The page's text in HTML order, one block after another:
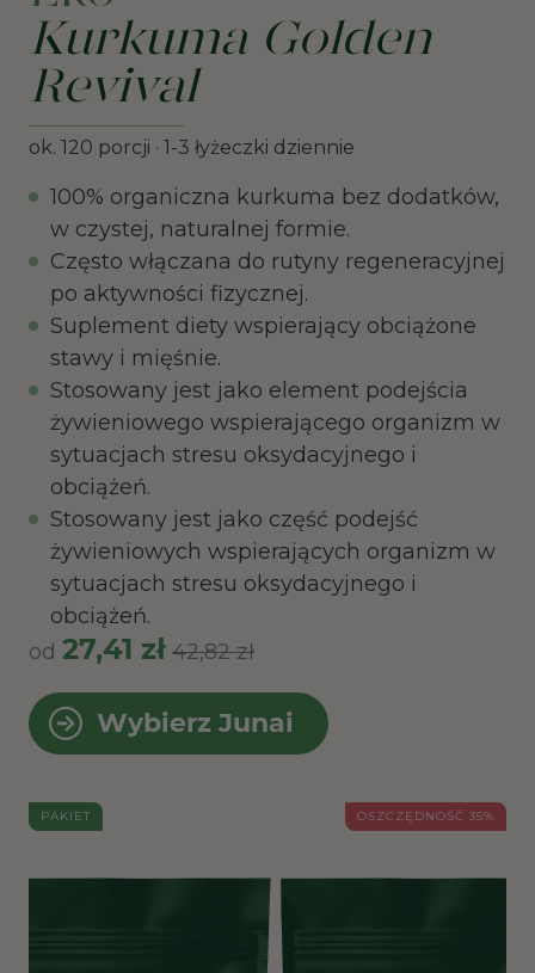
Kurkuma Golden
Revival
ok. 120 porcji · 1-3 łyżeczki dziennie
100% organiczna kurkuma bez dodatków,
w czystej, naturalnej formie.
Często włączana do rutyny regeneracyjnej
po aktywności fizycznej.
Suplement diety wspierający obciążone
stawy i mięśnie.
Stosowany jest jako element podejścia
żywieniowego wspierającego organizm w
sytuacjach stresu oksydacyjnego i
obciążeń.
Stosowany jest jako część podejść
żywieniowych wspierających organizm w
sytuacjach stresu oksydacyjnego i
obciążeń.
od 27,41 zł 42,82 zł
Wybierz Junai
PAKIET OSZCZĘDNOŚĆ 35%